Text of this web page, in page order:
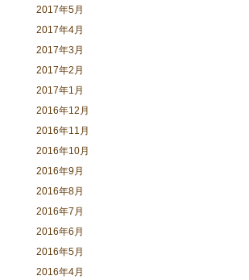
2017年5月
2017年4月
2017年3月
2017年2月
2017年1月
2016年12月
2016年11月
2016年10月
2016年9月
2016年8月
2016年7月
2016年6月
2016年5月
2016年4月